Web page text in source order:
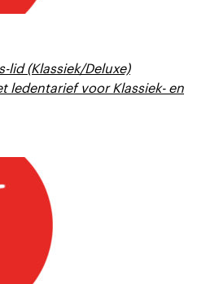
lid (Klassiek/Deluxe)
ledentarief voor Klassiek- en